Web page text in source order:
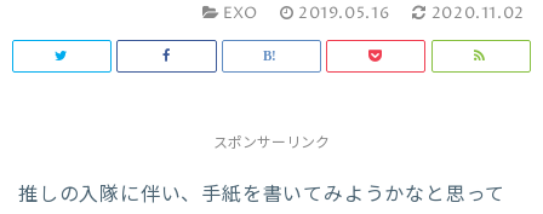
EXO 2019.05.16 2020.11.02
スポンサーリンク
推しの入隊に伴い、手紙を書いてみようかなと思って